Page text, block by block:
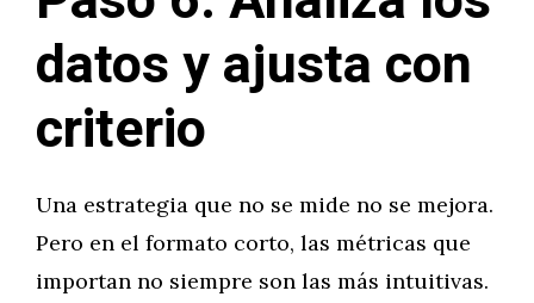
datos y ajusta con
criterio
Una estrategia que no se mide no se mejora.
Pero en el formato corto, las métricas que
importan no siempre son las más intuitivas.